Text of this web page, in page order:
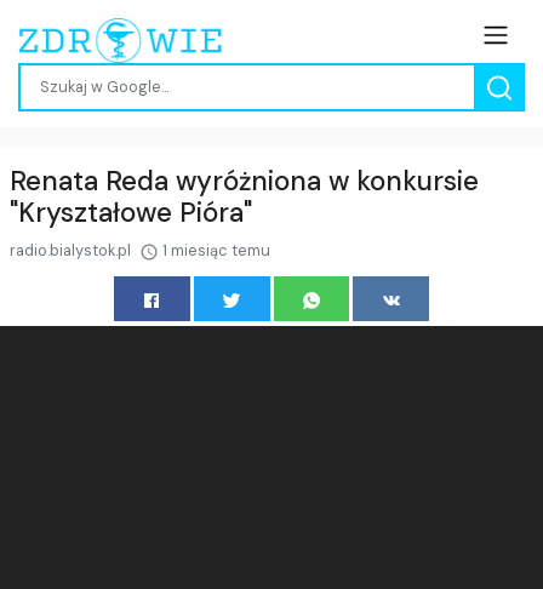
Renata Reda wyróżniona w konkursie
"Kryształowe Pióra"
radio.bialystok.pl 1 miesiąc temu